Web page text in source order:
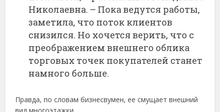
Николаевна. – Пока ведутся работы,
заметила, что поток клиентов
снизился. Но хочется верить, что с
преображением внешнего облика
торговых точек покупателей станет
намного больше.
Правда, по словам бизнес­вумен, ее смущает внешний